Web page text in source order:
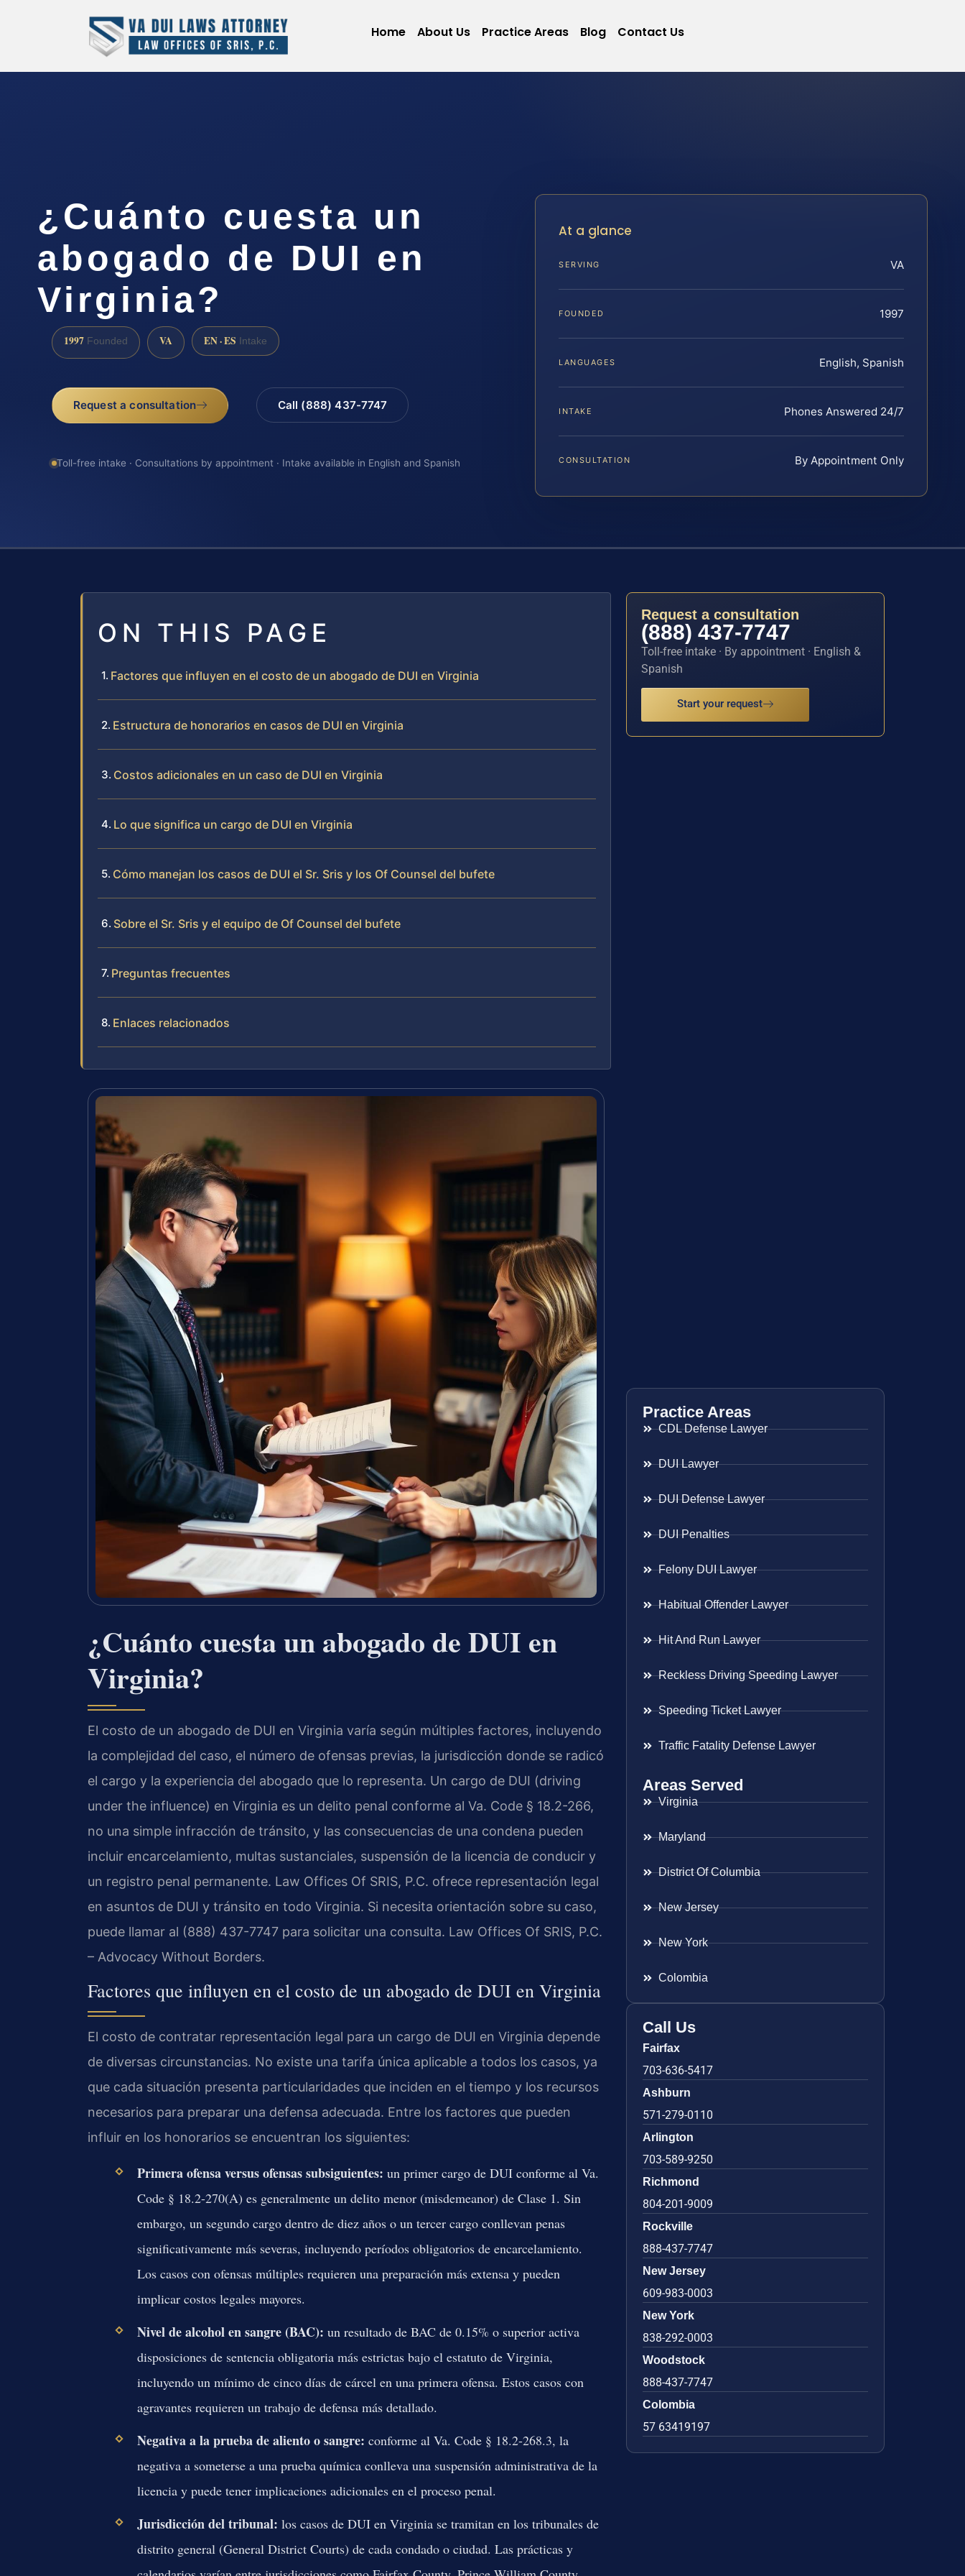
Home About Us Practice Areas Blog Contact Us
¿Cuánto cuesta un
abogado de DUI en
Virginia?
1997 Founded VA EN · ES Intake
Request a consultation Call (888) 437-7747
Toll-free intake · Consultations by appointment · Intake available in English and Spanish
At a glance
SERVING VA
FOUNDED 1997
LANGUAGES English, Spanish
INTAKE Phones Answered 24/7
CONSULTATION By Appointment Only
ON THIS PAGE
Factores que influyen en el costo de un abogado de DUI en Virginia
Estructura de honorarios en casos de DUI en Virginia
Costos adicionales en un caso de DUI en Virginia
Lo que significa un cargo de DUI en Virginia
Cómo manejan los casos de DUI el Sr. Sris y los Of Counsel del bufete
Sobre el Sr. Sris y el equipo de Of Counsel del bufete
Preguntas frecuentes
Enlaces relacionados
¿Cuánto cuesta un abogado de DUI en
Virginia?
El costo de un abogado de DUI en Virginia varía según múltiples factores, incluyendo
la complejidad del caso, el número de ofensas previas, la jurisdicción donde se radicó
el cargo y la experiencia del abogado que lo representa. Un cargo de DUI (driving
under the influence) en Virginia es un delito penal conforme al Va. Code § 18.2-266,
no una simple infracción de tránsito, y las consecuencias de una condena pueden
incluir encarcelamiento, multas sustanciales, suspensión de la licencia de conducir y
un registro penal permanente. Law Offices Of SRIS, P.C. ofrece representación legal
en asuntos de DUI y tránsito en todo Virginia. Si necesita orientación sobre su caso,
puede llamar al (888) 437-7747 para solicitar una consulta. Law Offices Of SRIS, P.C.
– Advocacy Without Borders.
Factores que influyen en el costo de un abogado de DUI en Virginia
El costo de contratar representación legal para un cargo de DUI en Virginia depende
de diversas circunstancias. No existe una tarifa única aplicable a todos los casos, ya
que cada situación presenta particularidades que inciden en el tiempo y los recursos
necesarios para preparar una defensa adecuada. Entre los factores que pueden
influir en los honorarios se encuentran los siguientes:
Primera ofensa versus ofensas subsiguientes: un primer cargo de DUI conforme al Va.
Code § 18.2-270(A) es generalmente un delito menor (misdemeanor) de Clase 1. Sin
embargo, un segundo cargo dentro de diez años o un tercer cargo conllevan penas
significativamente más severas, incluyendo períodos obligatorios de encarcelamiento.
Los casos con ofensas múltiples requieren una preparación más extensa y pueden
implicar costos legales mayores.
Nivel de alcohol en sangre (BAC): un resultado de BAC de 0.15% o superior activa
disposiciones de sentencia obligatoria más estrictas bajo el estatuto de Virginia,
incluyendo un mínimo de cinco días de cárcel en una primera ofensa. Estos casos con
agravantes requieren un trabajo de defensa más detallado.
Negativa a la prueba de aliento o sangre: conforme al Va. Code § 18.2-268.3, la
negativa a someterse a una prueba química conlleva una suspensión administrativa de la
licencia y puede tener implicaciones adicionales en el proceso penal.
Jurisdicción del tribunal: los casos de DUI en Virginia se tramitan en los tribunales de
distrito general (General District Courts) de cada condado o ciudad. Las prácticas y
Request a consultation
(888) 437-7747
Toll-free intake · By appointment · English &
Spanish
Start your request
Practice Areas
CDL Defense Lawyer
DUI Lawyer
DUI Defense Lawyer
DUI Penalties
Felony DUI Lawyer
Habitual Offender Lawyer
Hit And Run Lawyer
Reckless Driving Speeding Lawyer
Speeding Ticket Lawyer
Traffic Fatality Defense Lawyer
Areas Served
Virginia
Maryland
District Of Columbia
New Jersey
New York
Colombia
Call Us
Fairfax
703-636-5417
Ashburn
571-279-0110
Arlington
703-589-9250
Richmond
804-201-9009
Rockville
888-437-7747
New Jersey
609-983-0003
New York
838-292-0003
Woodstock
888-437-7747
Colombia
57 63419197